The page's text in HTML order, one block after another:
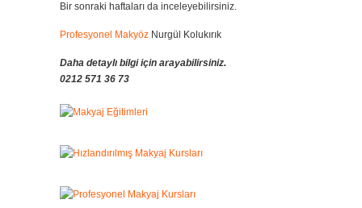
Bir sonraki haftaları da inceleyebilirsiniz.
Profesyonel Makyöz Nurgül Kolukırık
Daha detaylı bilgi için arayabilirsiniz.
0212 571 36 73